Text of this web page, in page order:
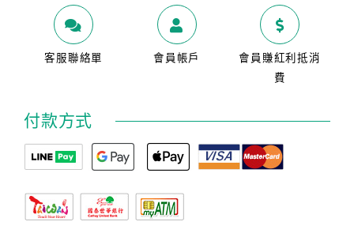
客服聯絡單 會員帳戶
會員賺紅利抵消
費
付款方式